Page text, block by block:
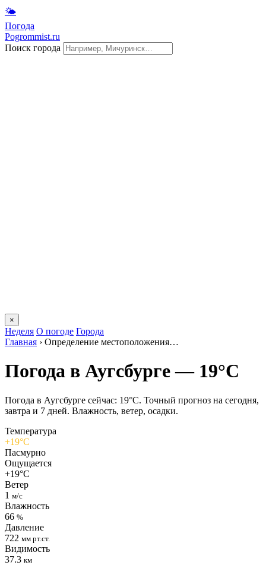
🌤
Погода
Pogrommist.ru
Поиск города
×
Неделя О погоде Города
Главная › Определение местоположения…
Погода в Аугсбурге — 19°C
Погода в Аугсбурге сейчас: 19°C. Точный прогноз на сегодня,
завтра и 7 дней. Влажность, ветер, осадки.
Температура
+19°C
Пасмурно
Ощущается
+19°C
Ветер
1 м/с
Влажность
66 %
Давление
722 мм рт.ст.
Видимость
37.3 км